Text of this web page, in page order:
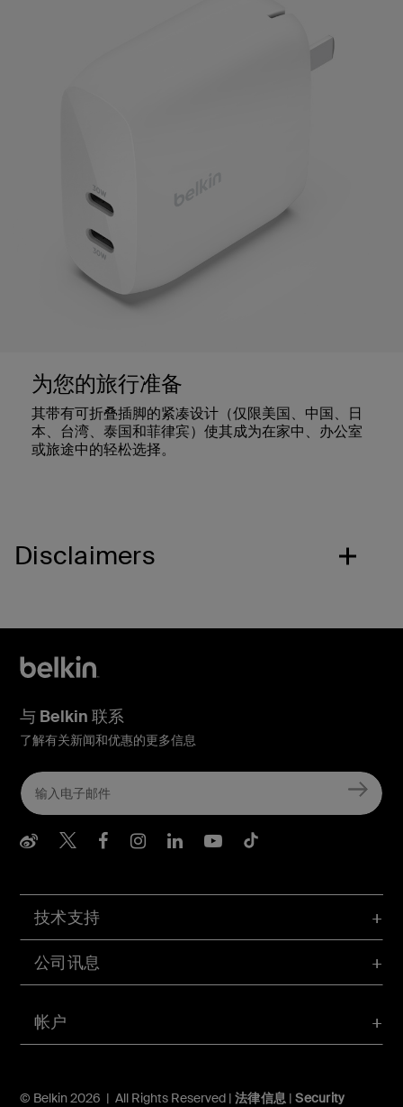
为您的旅行准备
其带有可折叠插脚的紧凑设计（仅限美国、中国、日
本、台湾、泰国和菲律宾）使其成为在家中、办公室
或旅途中的轻松选择。
Disclaimers
帐户
技术支持
公司讯息
© Belkin 2026 | All Rights Reserved | 法律信息 |Security
与 Belkin 联系
了解有关新闻和优惠的更多信息
Belkin Weibo
Belkin Twitter
Belkin Facebook
Belkin Instagram
Belkin LInkedIn
Belkin Youtube
Belkin